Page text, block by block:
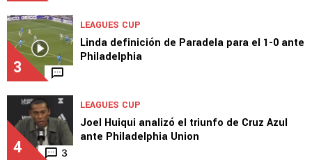
3
LEAGUES CUP
Linda definición de Paradela para el 1-0 ante
Philadelphia
4 3
LEAGUES CUP
Joel Huiqui analizó el triunfo de Cruz Azul
ante Philadelphia Union